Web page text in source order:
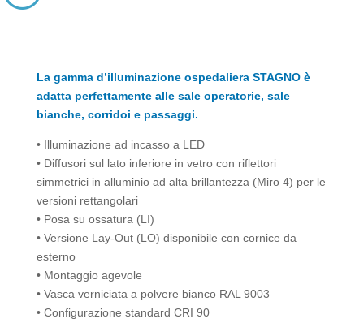
La gamma d’illuminazione ospedaliera STAGNO è
adatta perfettamente alle sale operatorie, sale
bianche, corridoi e passaggi.
• Illuminazione ad incasso a LED
• Diffusori sul lato inferiore in vetro con riflettori
simmetrici in alluminio ad alta brillantezza (Miro 4) per le
versioni rettangolari
• Posa su ossatura (LI)
• Versione Lay-Out (LO) disponibile con cornice da
esterno
• Montaggio agevole
• Vasca verniciata a polvere bianco RAL 9003
• Configurazione standard CRI 90